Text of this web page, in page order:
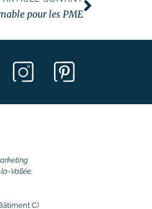
pour les PME
la-Vallée,
C)